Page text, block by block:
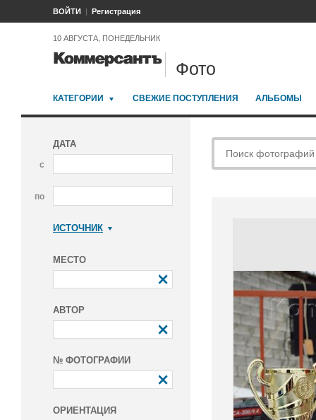
ВОЙТИ Регистрация
10 АВГУСТА, ПОНЕДЕЛЬНИК
Фото
КАТЕГОРИИ СВЕЖИЕ ПОСТУПЛЕНИЯ АЛЬБОМЫ
ДАТА
с
по
ИСТОЧНИК
МЕСТО
АВТОР
№ ФОТОГРАФИИ
ОРИЕНТАЦИЯ